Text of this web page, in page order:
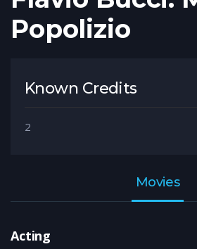
Popolizio
Known Credits
2
Movies
Acting